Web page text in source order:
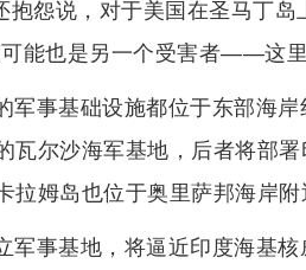
抱怨说，对于美国在圣马丁
能也是另一个受害者——这
军事基础设施都位于东部海
瓦尔沙海军基地，后者将部
姆岛也位于奥里萨邦海岸附
军事基地，将逼近印度海基